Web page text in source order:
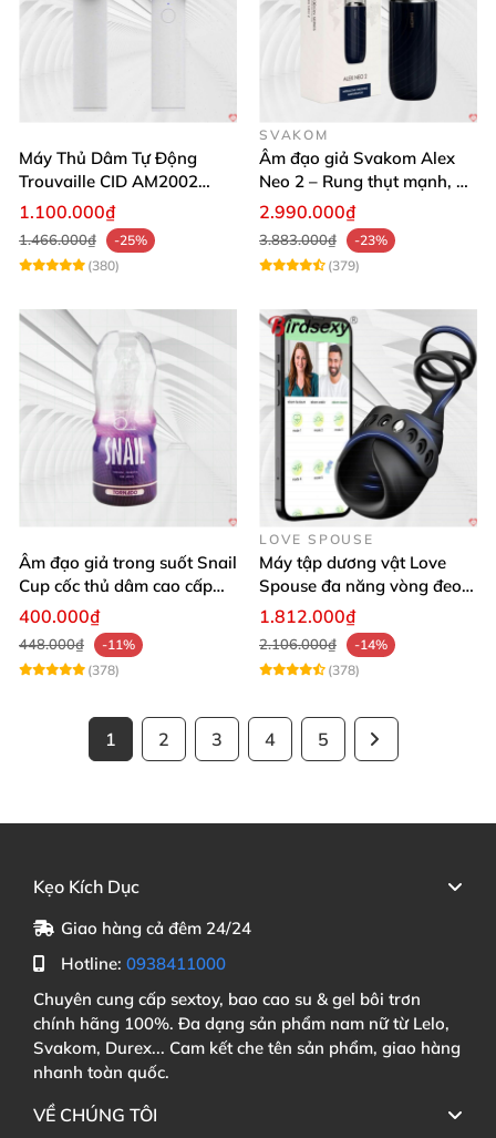
Máy Thủ Dâm Tự Động
Trouvaille CID AM2002
Mạnh Mẽ Dễ Lên Đỉnh
1.100.000₫
1.466.000₫
-25%
(380)
SVAKOM
Âm đạo giả Svakom Alex
Neo 2 – Rung thụt mạnh, đa
năng, cải tiến mới
2.990.000₫
3.883.000₫
-23%
(379)
Âm đạo giả trong suốt Snail
Cup cốc thủ dâm cao cấp
nam giới
400.000₫
448.000₫
-11%
(378)
LOVE SPOUSE
Máy tập dương vật Love
Spouse đa năng vòng đeo
điều khiển qua app tiện lợi
1.812.000₫
2.106.000₫
-14%
(378)
1 2 3 4 5
Kẹo Kích Dục
Giao hàng cả đêm 24/24
Hotline: 0938411000
Chuyên cung cấp sextoy, bao cao su & gel bôi trơn
chính hãng 100%. Đa dạng sản phẩm nam nữ từ Lelo,
Svakom, Durex... Cam kết che tên sản phẩm, giao hàng
nhanh toàn quốc.
VỀ CHÚNG TÔI